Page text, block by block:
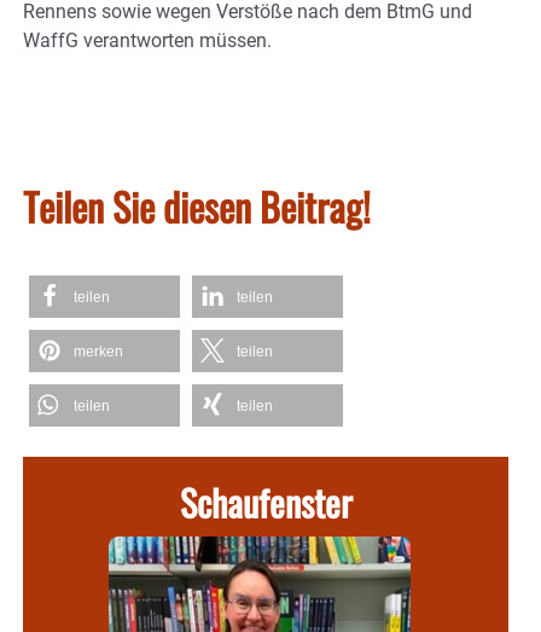
Rennens sowie wegen Verstöße nach dem BtmG und
WaffG verantworten müssen.
Teilen Sie diesen Beitrag!
teilen teilen
merken teilen
teilen teilen
Schaufenster